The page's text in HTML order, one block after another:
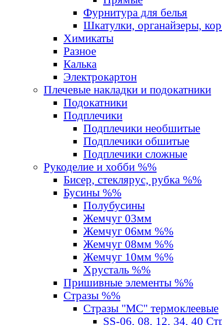
Фурнитура для белья
Шкатулки, органайзеры,
Химикаты
Разное
Калька
Электрокартон
Плечевые накладки и подокатники
Подокатники
Подплечики
Подплечики необшитые
Подплечики обшитые
Подплечики сложные
Рукоделие и хобби %%
Бисер, стеклярус, рубка %%
Бусины %%
Полубусины
Жемчуг 03мм
Жемчуг 06мм %%
Жемчуг 08мм %%
Жемчуг 10мм %%
Хрусталь %%
Пришивные элементы %%
Стразы %%
Стразы "MС" термоклеевые
SS-06, 08, 12, 34, 40